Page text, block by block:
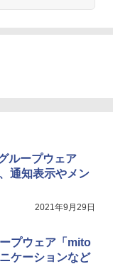
ループウェア
通知表示やメン
2021年9月29日
プウェア「mito
ケーションなど